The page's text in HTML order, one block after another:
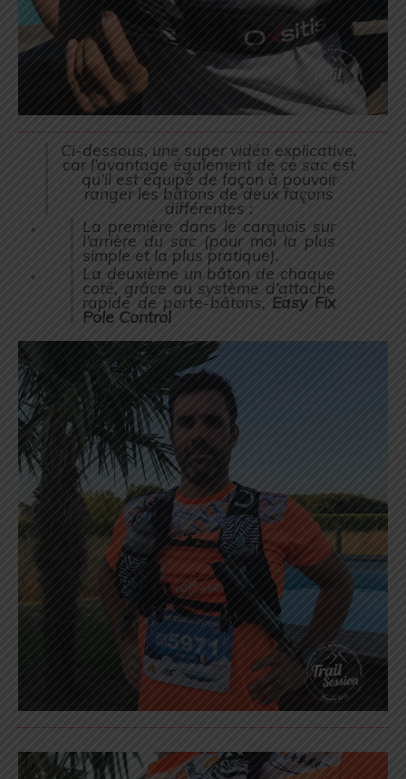
Ci-dessous, une super vidéo explicative,
car l’avantage également de ce sac est
qu’il est équipé de façon à pouvoir
ranger les bâtons de deux façons
différentes :
La première dans le carquois sur
l’arrière du sac (pour moi la plus
simple et la plus pratique).
La deuxième un bâton de chaque
coté, grâce au système d’attache
rapide de porte-bâtons, Easy Fix
Pole Control